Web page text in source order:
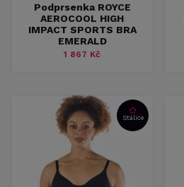
Podprsenka ROYCE
AEROCOOL HIGH
IMPACT SPORTS BRA
EMERALD
1 867 Kč
Stálice